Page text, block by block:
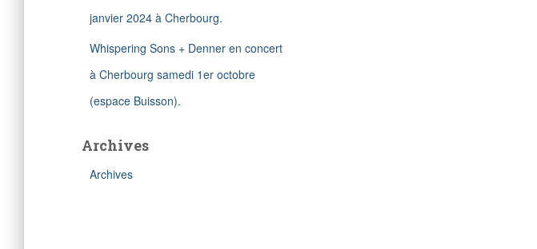
janvier 2024 à Cherbourg.
Whispering Sons + Denner en concert
à Cherbourg samedi 1er octobre
(espace Buisson).
Archives
Archives